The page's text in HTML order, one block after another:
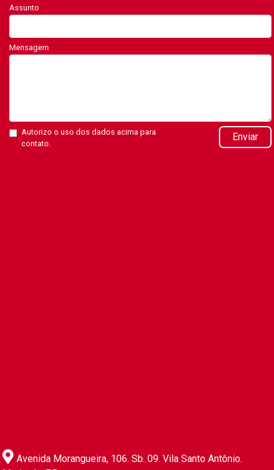
Assunto
Mensagem
Autorizo o uso dos dados acima para
contato.
Enviar
Avenida Morangueira, 106. Sb. 09. Vila Santo Antônio.